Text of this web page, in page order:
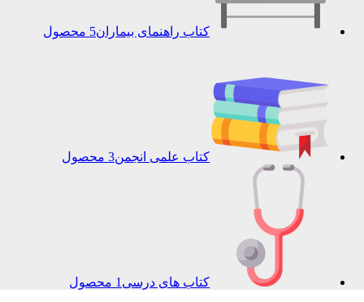
کتاب راهنمای بیماران5 محصول
کتاب علمی انجمن3 محصول
کتاب های درسی 1 محصول